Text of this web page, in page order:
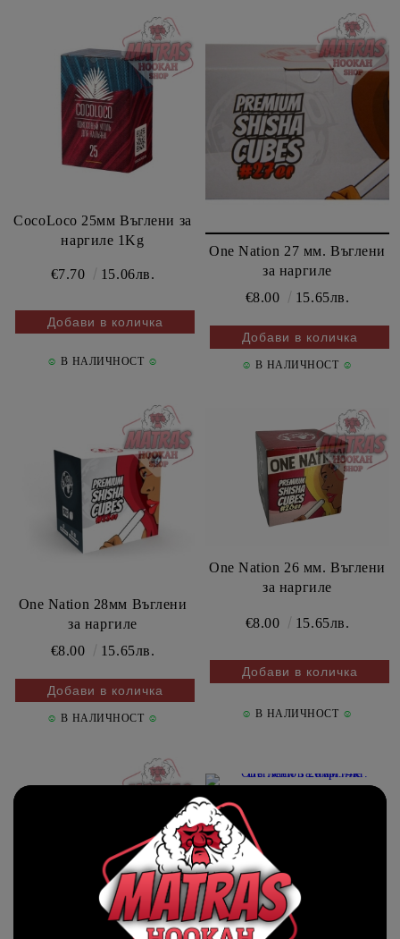
CocoLoco 25мм Въглени за
наргиле 1Kg
€7.70 15.06лв.
☺ В НАЛИЧНОСТ ☺
One Nation 27 мм. Въглени
за наргиле
€8.00
15.65лв.
☺ В НАЛИЧНОСТ ☺
One Nation 28мм Въглени
за наргиле
€8.00
15.65лв.
☺ В НАЛИЧНОСТ ☺
One Nation 26 мм. Въглени
за наргиле
€8.00 15.65лв.
☺ В НАЛИЧНОСТ ☺
One Nation 26мм. 4кг.
Въглени за наргиле
€24.00 46.94лв.